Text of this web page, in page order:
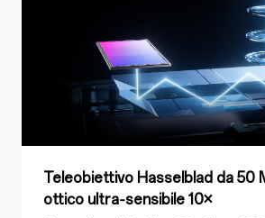
Teleobiettivo Hasselblad da 50
ottico ultra‑sensibile 10×